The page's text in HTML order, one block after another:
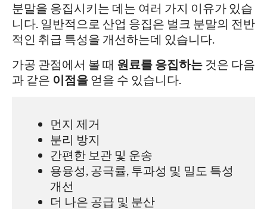
분말을 응집시키는 데는 여러 가지 이유가 있습
니다. 일반적으로 산업 응집은 벌크 분말의 전반
적인 취급 특성을 개선하는데 있습니다.
가공 관점에서 볼 때 원료를 응집하는 것은 다음
과 같은 이점을 얻을 수 있습니다.
먼지 제거
분리 방지
간편한 보관 및 운송
용융성, 공극률, 투과성 및 밀도 특성
개선
더 나은 공급 및 분산